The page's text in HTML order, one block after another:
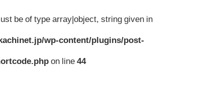
be of type array|object, string given in
wp-content/plugins/post-
on line44